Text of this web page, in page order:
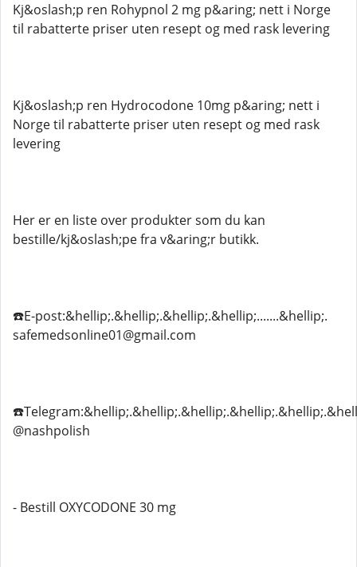
Kj&oslash;p ren Rohypnol 2 mg p&aring; nett i Norge
til rabatterte priser uten resept og med rask levering
Kj&oslash;p ren Hydrocodone 10mg p&aring; nett i
Norge til rabatterte priser uten resept og med rask
levering
Her er en liste over produkter som du kan
bestille/kj&oslash;pe fra v&aring;r butikk.
☎️E-post:&hellip;.&hellip;.&hellip;.&hellip;.......&hellip;.
safemedsonline01@gmail.com
@nashpolish
- Bestill OXYCODONE 30 mg